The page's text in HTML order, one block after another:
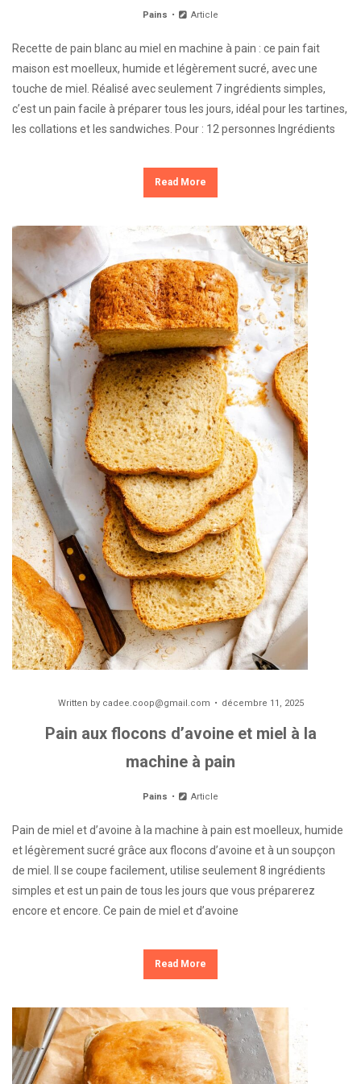
Pains Article
Recette de pain blanc au miel en machine à pain : ce pain fait
maison est moelleux, humide et légèrement sucré, avec une
touche de miel. Réalisé avec seulement 7 ingrédients simples,
c’est un pain facile à préparer tous les jours, idéal pour les tartines,
les collations et les sandwiches. Pour : 12 personnes Ingrédients
Read More
Written by cadee.coop@gmail.com décembre 11, 2025
Pain aux flocons d’avoine et miel à la
machine à pain
Pains Article
Pain de miel et d’avoine à la machine à pain est moelleux, humide
et légèrement sucré grâce aux flocons d’avoine et à un soupçon
de miel. Il se coupe facilement, utilise seulement 8 ingrédients
simples et est un pain de tous les jours que vous préparerez
encore et encore. Ce pain de miel et d’avoine
Read More